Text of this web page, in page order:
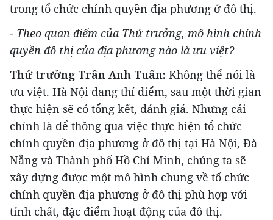
trong tổ chức chính quyền địa phương ở đô thị.
- Theo quan điểm của Thứ trưởng, mô hình chính
quyền đô thị của địa phương nào là ưu việt?
Thứ trưởng Trần Anh Tuấn: Không thể nói là
ưu việt. Hà Nội đang thí điểm, sau một thời gian
thực hiện sẽ có tổng kết, đánh giá. Nhưng cái
chính là để thông qua việc thực hiện tổ chức
chính quyền địa phương ở đô thị tại Hà Nội, Đà
Nẵng và Thành phố Hồ Chí Minh, chúng ta sẽ
xây dựng được một mô hình chung về tổ chức
chính quyền địa phương ở đô thị phù hợp với
tính chất, đặc điểm hoạt động của đô thị.